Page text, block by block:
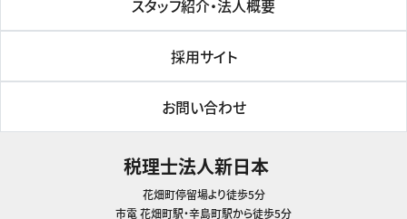
スタッフ紹介・法人概要
採用サイト
お問い合わせ
税理士法人新日本
花畑町停留場より徒歩5分
市電 花畑町駅・辛島町駅から徒歩5分